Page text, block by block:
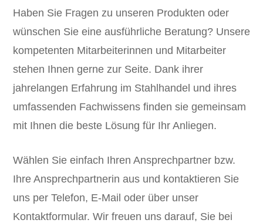
Haben Sie Fragen zu unseren Produkten oder
wünschen Sie eine ausführliche Beratung? Unsere
kompetenten Mitarbeiterinnen und Mitarbeiter
stehen Ihnen gerne zur Seite. Dank ihrer
jahrelangen Erfahrung im Stahlhandel und ihres
umfassenden Fachwissens finden sie gemeinsam
mit Ihnen die beste Lösung für Ihr Anliegen.
Wählen Sie einfach Ihren Ansprechpartner bzw.
Ihre Ansprechpartnerin aus und kontaktieren Sie
uns per Telefon, E-Mail oder über unser
Kontaktformular. Wir freuen uns darauf, Sie bei